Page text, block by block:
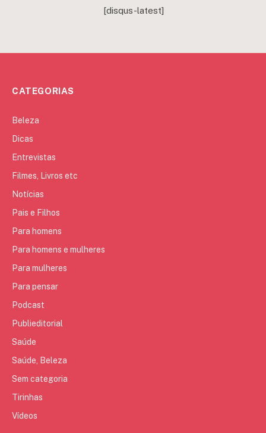
[disqus-latest]
CATEGORIAS
Beleza
Dicas
Entrevistas
Filmes, Livros etc
Notícias
Pais e Filhos
Para homens
Para homens e mulheres
Para mulheres
Para pensar
Podcast
Publieditorial
Saúde
Saúde, Beleza
Sem categoria
Tirinhas
Vídeos